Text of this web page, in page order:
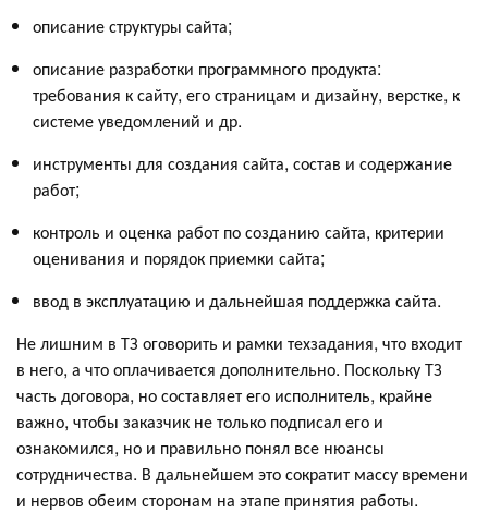
описание структуры сайта;
описание разработки программного продукта:
требования к сайту, его страницам и дизайну, верстке, к
системе уведомлений и др.
инструменты для создания сайта, состав и содержание
работ;
контроль и оценка работ по созданию сайта, критерии
оценивания и порядок приемки сайта;
ввод в эксплуатацию и дальнейшая поддержка сайта.
Не лишним в ТЗ оговорить и рамки техзадания, что входит
в него, а что оплачивается дополнительно. Поскольку ТЗ
часть договора, но составляет его исполнитель, крайне
важно, чтобы заказчик не только подписал его и
ознакомился, но и правильно понял все нюансы
сотрудничества. В дальнейшем это сократит массу времени
и нервов обеим сторонам на этапе принятия работы.